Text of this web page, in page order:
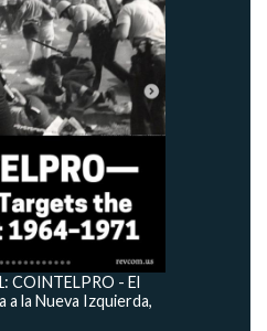
COINTELPRO - El
a la Nueva Izquierda,